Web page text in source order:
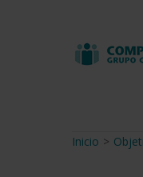
Inicio >